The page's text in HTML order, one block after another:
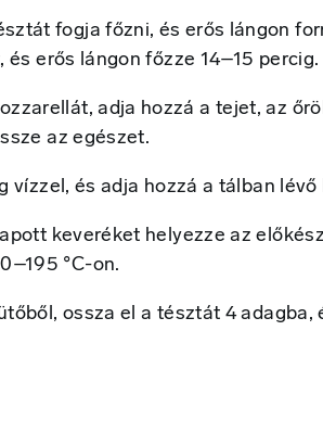
fogja főzni, és erős lángon
erős lángon főzze 14–15 percig.
adja hozzá a tejet, az
az egészet.
és adja hozzá a tálban lévő
keveréket helyezze az
°C-on.
ossza el a tésztát 4 adagba,